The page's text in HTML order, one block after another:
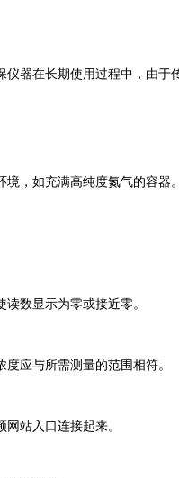
仪器在长期使用过程中，由
，如充满高纯度氮气的容器。
数显示为零或接近零。
应与所需测量的范围相符。
站入口连接起来。